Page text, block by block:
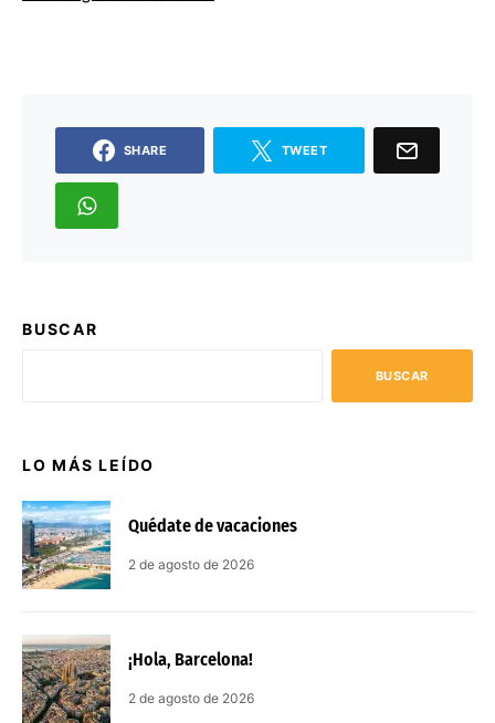
SHARE TWEET
BUSCAR
BUSCAR
LO MÁS LEÍDO
Quédate de vacaciones
2 de agosto de 2026
¡Hola, Barcelona!
2 de agosto de 2026